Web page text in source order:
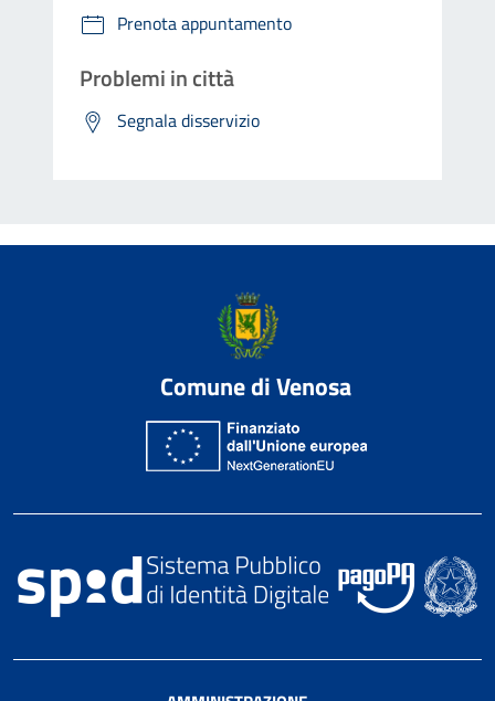
Prenota appuntamento
Problemi in città
Segnala disservizio
Comune di Venosa